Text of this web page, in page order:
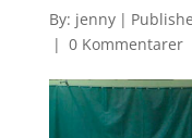
By: jenny |
| 0 Kommentarer